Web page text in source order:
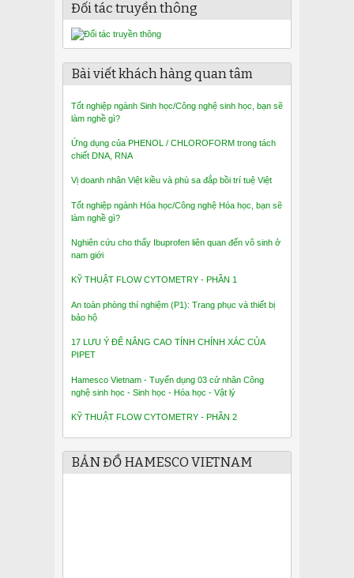
Đối tác truyền thông
Bài viết khách hàng quan tâm
Tốt nghiệp ngành Sinh học/Công nghệ sinh học, bạn sẽ
làm nghề gì?
Ứng dụng của PHENOL / CHLOROFORM trong tách
chiết DNA, RNA
Vị doanh nhân Việt kiều và phù sa đắp bồi trí tuệ Việt
Tốt nghiệp ngành Hóa học/Công nghệ Hóa học, bạn sẽ
làm nghề gì?
Nghiên cứu cho thấy Ibuprofen liên quan đến vô sinh ở
nam giới
KỸ THUẬT FLOW CYTOMETRY - PHẦN 1
An toàn phòng thí nghiệm (P1): Trang phục và thiết bị
bảo hộ
17 LƯU Ý ĐỂ NÂNG CAO TÍNH CHÍNH XÁC CỦA
PIPET
Hamesco Vietnam - Tuyển dụng 03 cử nhân Công
nghệ sinh học - Sinh học - Hóa học - Vật lý
KỸ THUẬT FLOW CYTOMETRY - PHẦN 2
BẢN ĐỒ HAMESCO VIETNAM